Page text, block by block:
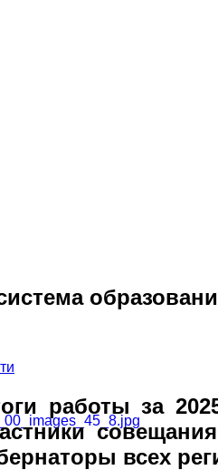
работы за
всех